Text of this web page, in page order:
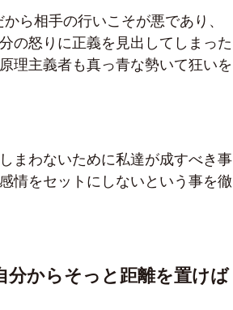
ら相手の行いこそが悪であり、
の怒りに正義を見出してしまった
理主義者も真っ青な勢いて狂いを
まわないために私達が成すべき事
情をセットにしないという事を徹
分からそっと距離を置けば